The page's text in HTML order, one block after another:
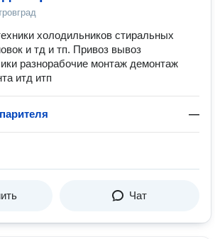
холодильников стиральных
и тд и тп. Привоз вывоз
разнорабочие монтаж демонтаж
итд итп
—
Чат